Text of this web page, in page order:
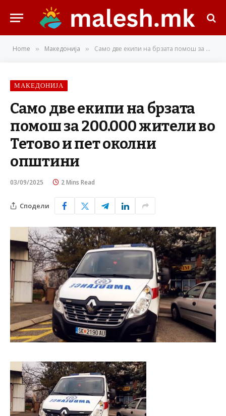
Home » Македонија » Само две екипи на брзата помош за 200.000 жители во Тетово и пет околни општини
МАКЕДОНИЈА
Само две екипи на брзата
помош за 200.000 жители во
Тетово и пет околни
општини
03/09/2025 2 Mins Read
Сподели